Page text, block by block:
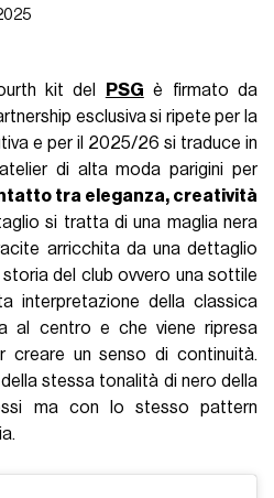
kit del PSG è firmato da
esclusiva si ripete per la
e per il 2025/26 si traduce in
di alta moda parigini per
tra eleganza, creatività
si tratta di una maglia nera
arricchita da una dettaglio
del club ovvero una sottile
interpretazione della classica
al centro e che viene ripresa
creare un senso di continuità.
stessa tonalità di nero della
ma con lo stesso pattern